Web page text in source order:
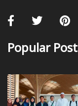
Popular Post